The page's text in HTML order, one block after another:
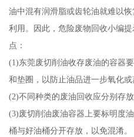
油中混有润滑脂或齿轮油就难以
利用。因此，危险废物回收小编
点：
(1)东莞废切削油收存废油的容器
和垫圈，以防止油品进一步氧化或
(2)不同种类的废油回收应分别存放
(3)废切削油废油容器上要标明度
桶与好油桶分开存放，以免混淆。